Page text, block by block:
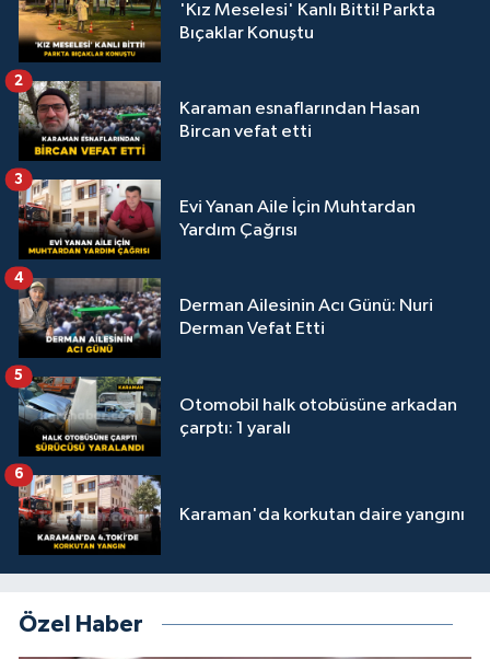
'Kız Meselesi' Kanlı Bitti! Parkta
Bıçaklar Konuştu
Karaman esnaflarından Hasan
Bircan vefat etti
2
Evi Yanan Aile İçin Muhtardan
Yardım Çağrısı
3
Derman Ailesinin Acı Günü: Nuri
Derman Vefat Etti
4
Otomobil halk otobüsüne arkadan
çarptı: 1 yaralı
5
Karaman'da korkutan daire yangını
6
Özel Haber